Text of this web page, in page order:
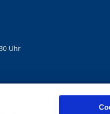
Uhr
mail@bernhard-lichtenberg.berlin